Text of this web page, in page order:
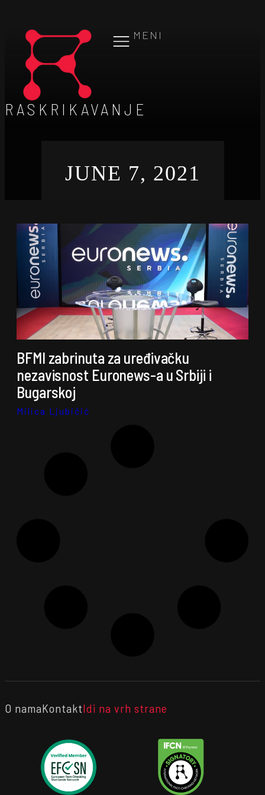
MENI
RASKRIKAVANJE
JUNE 7, 2021
BFMI zabrinuta za uređivačku
nezavisnost Euronews-a u Srbiji i
Bugarskoj
Milica Ljubičić
O namaKontaktIdi na vrh strane